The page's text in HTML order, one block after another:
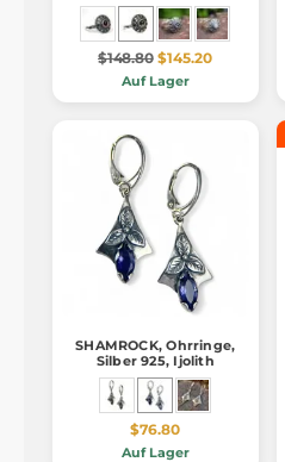
$148.80 $145.20
Auf Lager
SHAMROCK, Ohrringe,
Silber 925, Ijolith
$76.80
Auf Lager